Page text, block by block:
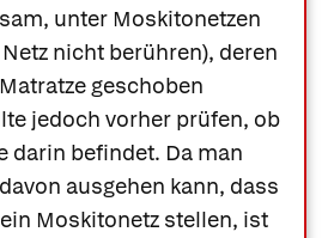
unter Moskitonetzen
nicht berühren), deren
geschoben
jedoch vorher prüfen, ob
darin befindet. Da man
ausgehen kann, dass
Moskitonetz stellen, ist